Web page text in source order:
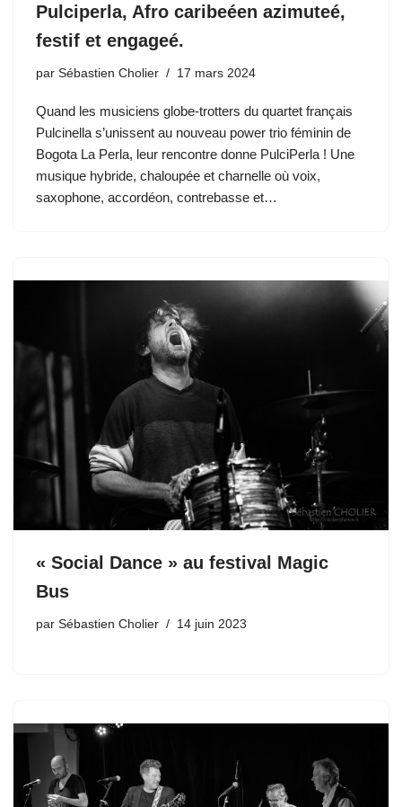
Pulciperla, Afro caribeéen azimuteé,
festif et engageé.
par Sébastien Cholier 17 mars 2024
Quand les musiciens globe-trotters du quartet français
Pulcinella s’unissent au nouveau power trio féminin de
Bogota La Perla, leur rencontre donne PulciPerla ! Une
musique hybride, chaloupée et charnelle où voix,
saxophone, accordéon, contrebasse et…
« Social Dance » au festival Magic
Bus
par Sébastien Cholier 14 juin 2023